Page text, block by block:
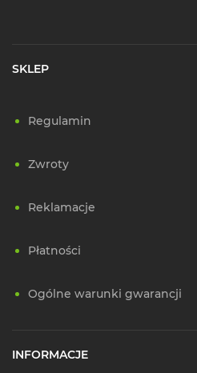
SKLEP
Regulamin
Zwroty
Reklamacje
Płatności
Ogólne warunki gwarancji
INFORMACJE